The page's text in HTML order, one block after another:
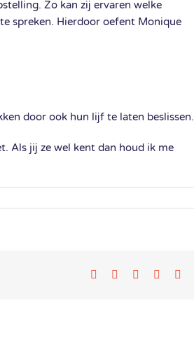
Zo kan zij ervaren welke
spreken. Hierdoor oefent Monique
door ook hun lijf te laten beslissen.
Als jij ze wel kent dan houd ik me
Facebook
TwitterLinkedInGoogle+